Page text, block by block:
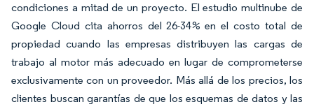
condiciones a mitad de un proyecto. El estudio multinube de
Google Cloud cita ahorros del 26-34% en el costo total de
propiedad cuando las empresas distribuyen las cargas de
trabajo al motor más adecuado en lugar de comprometerse
exclusivamente con un proveedor. Más allá de los precios, los
clientes buscan garantías de que los esquemas de datos y las